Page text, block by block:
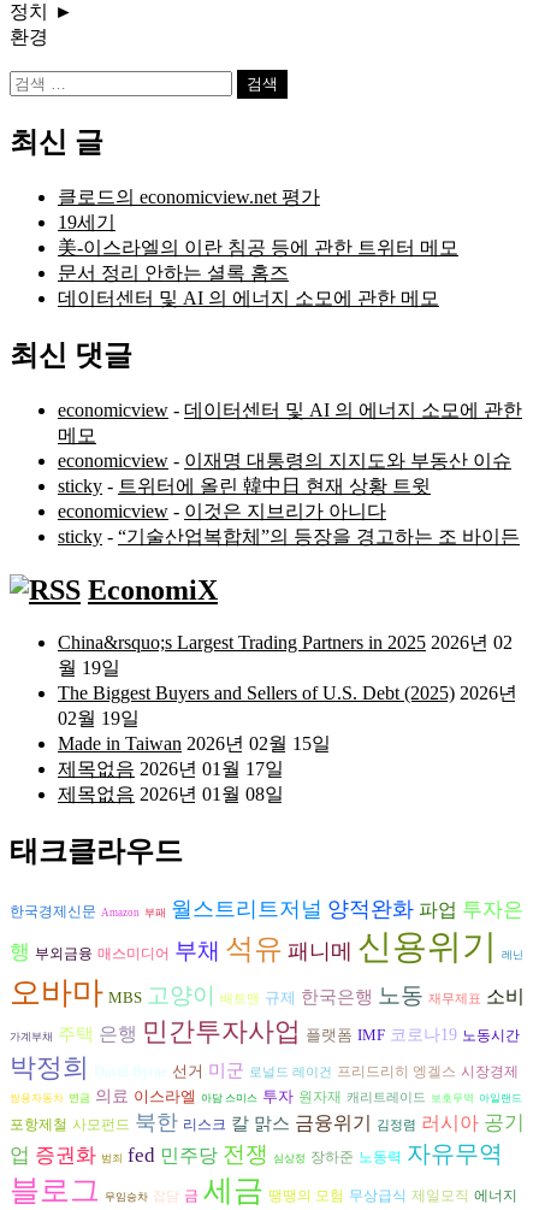
정치
►
환경
검
최신 글
클로드의 economicview.net 평가
19세기
美-이스라엘의 이란 침공 등에 관한 트위터 메모
문서 정리 안하는 셜록 홈즈
데이터센터 및 AI 의 에너지 소모에 관한 메모
최신 댓글
economicview - 데이터센터 및 AI 의 에너지 소모에 관한
메모
economicview - 이재명 대통령의 지지도와 부동산 이슈
sticky - 트위터에 올린 韓中日 현재 상황 트윗
economicview - 이것은 지브리가 아니다
sticky - “기술산업복합체”의 등장을 경고하는 조 바이든
EconomiX
China&rsquo;s Largest Trading Partners in 2025 2026년 02
월 19일
The Biggest Buyers and Sellers of U.S. Debt (2025) 2026년
02월 19일
Made in Taiwan 2026년 02월 15일
제목없음 2026년 01월 17일
제목없음 2026년 01월 08일
태크클라우드
한국경제신문 Amazon 부패 월스트리트저널 양적완화 파업 투자은
행 부외금융 매스미디어 부채 석유 패니메 신용위기 레닌
오바마 MBS 고양이 배트맨 규제 한국은행 노동 재무제표 소비
가계부채 주택 은행 민간투자사업 플랫폼 IMF 코로나19 노동시간
박정희 David Byrne 선거 미군 로널드 레이건 프리드리히 엥겔스 시장경제
쌍용자동차 연금 의료 이스라엘 아담 스미스 투자 원자재 캐리트레이드 보호무역 아일랜드
포항제철 사모펀드 북한 리스크 칼 맑스 금융위기 김정렴 러시아 공기
업 증권화 범죄 fed 민주당 전쟁 심상정 장하준 노동력 자유무역
블로그 무임승차 잡담 금 세금 땡땡의 모험 무상급식 제일모직 에너지